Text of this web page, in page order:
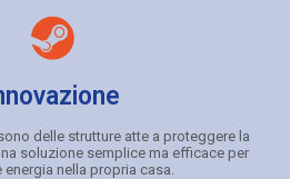
delle strutture atte a proteggere la
soluzione semplice ma efficace per
energia nella propria casa.